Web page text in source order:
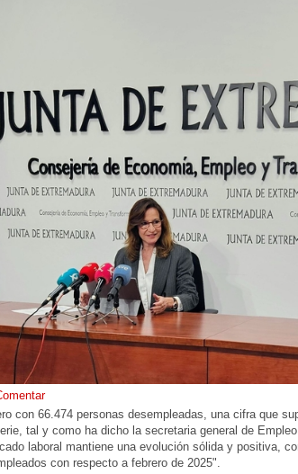
con 66.474 personas desempleadas, una cifra que
tal y como ha dicho la secretaria general de
laboral mantiene una evolución sólida y positiva,
con respecto a febrero de 2025".